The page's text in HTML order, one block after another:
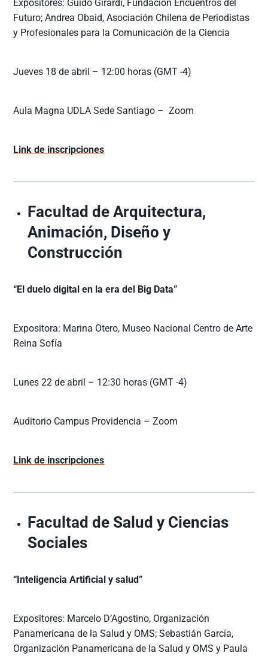
Expositores: Guido Girardi, Fundación Encuentros del
Futuro; Andrea Obaid, Asociación Chilena de Periodistas
y Profesionales para la Comunicación de la Ciencia
Jueves 18 de abril – 12:00 horas (GMT -4)
Aula Magna UDLA Sede Santiago – Zoom
Link de inscripciones
Facultad de Arquitectura,
Animación, Diseño y
Construcción
“El duelo digital en la era del Big Data”
Expositora: Marina Otero, Museo Nacional Centro de Arte
Reina Sofía
Lunes 22 de abril – 12:30 horas (GMT -4)
Auditorio Campus Providencia – Zoom
Link de inscripciones
Facultad de Salud y Ciencias
Sociales
“Inteligencia Artificial y salud”
Expositores: Marcelo D’Agostino, Organización
Panamericana de la Salud y OMS; Sebastián García,
Organización Panamericana de la Salud y OMS y Paula